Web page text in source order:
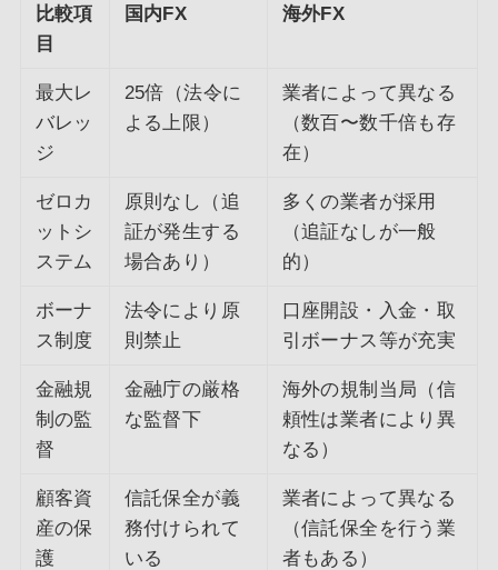
比較項
目
国内FX 海外FX
最大レ
バレッ
ジ
25倍（法令に
よる上限）
業者によって異なる
（数百〜数千倍も存
在）
ゼロカ
ットシ
ステム
原則なし（追
証が発生する
場合あり）
多くの業者が採用
（追証なしが一般
的）
ボーナ
ス制度
法令により原
則禁止
口座開設・入金・取
引ボーナス等が充実
金融規
制の監
督
金融庁の厳格
な監督下
海外の規制当局（信
頼性は業者により異
なる）
顧客資
産の保
護
信託保全が義
務付けられて
いる
業者によって異なる
（信託保全を行う業
者もある）